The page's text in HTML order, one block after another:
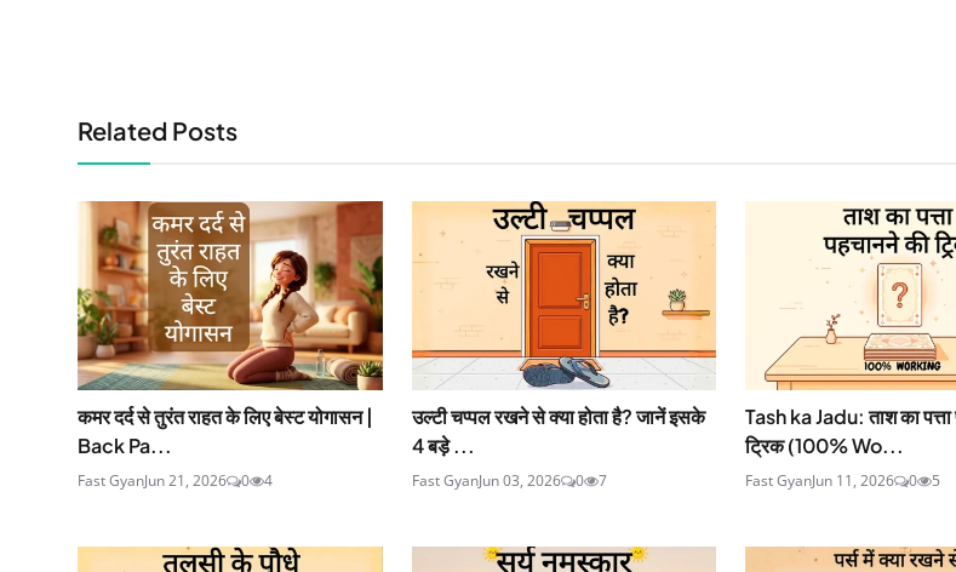
Related Posts
कमर दर्द से तुरंत राहत के लिए बेस्ट योगासन |
Back Pa...
Fast GyanJun 21, 2026 0 4
उल्टी चप्पल रखने से क्या होता है? जानें इसके
4 बड़े ...
Fast GyanJun 03, 2026 0 7
Tash ka Jadu: ताश का
ट्रिक (100% Wo...
Fast GyanJun 11, 2026 0 5